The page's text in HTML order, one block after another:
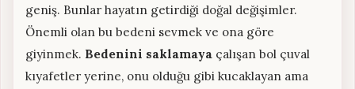
geniş. Bunlar hayatın getirdiği doğal değişimler.
Önemli olan bu bedeni sevmek ve ona göre
giyinmek. Bedenini saklamaya çalışan bol çuval
kıyafetler yerine, onu olduğu gibi kucaklayan ama